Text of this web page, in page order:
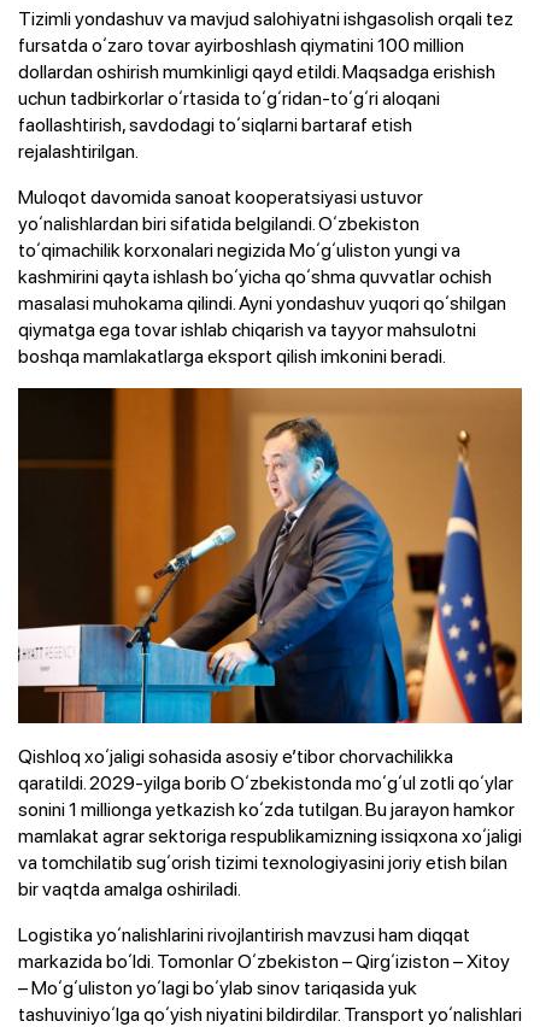
Tizimli yondashuv va mavjud salohiyatni ishgasolish orqali tez
fursatda oʻzaro tovar ayirboshlash qiymatini 100 million
dollardan oshirish mumkinligi qayd etildi. Maqsadga erishish
uchun tadbirkorlar oʻrtasida toʻgʻridan-toʻgʻri aloqani
faollashtirish, savdodagi toʻsiqlarni bartaraf etish
rejalashtirilgan.
Muloqot davomida sanoat kooperatsiyasi ustuvor
yoʻnalishlardan biri sifatida belgilandi. Oʻzbekiston
toʻqimachilik korxonalari negizida Moʻgʻuliston yungi va
kashmirini qayta ishlash boʻyicha qoʻshma quvvatlar ochish
masalasi muhokama qilindi. Ayni yondashuv yuqori qoʻshilgan
qiymatga ega tovar ishlab chiqarish va tayyor mahsulotni
boshqa mamlakatlarga eksport qilish imkonini beradi.
Qishloq xoʻjaligi sohasida asosiy eʼtibor chorvachilikka
qaratildi. 2029-yilga borib Oʻzbekistonda moʻgʻul zotli qoʻylar
sonini 1 millionga yetkazish koʻzda tutilgan. Bu jarayon hamkor
mamlakat agrar sektoriga respublikamizning issiqxona xoʻjaligi
va tomchilatib sugʻorish tizimi texnologiyasini joriy etish bilan
bir vaqtda amalga oshiriladi.
Logistika yoʻnalishlarini rivojlantirish mavzusi ham diqqat
markazida boʻldi. Tomonlar Oʻzbekiston – Qirgʻiziston – Xitoy
– Moʻgʻuliston yoʻlagi boʻylab sinov tariqasida yuk
tashuviniyoʻlga qoʻyish niyatini bildirdilar. Transport yoʻnalishlari